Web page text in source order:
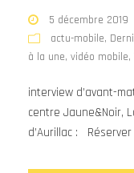
5 décembre 2019
actu-mobile,
à la une, vidéo mobile,
interview d’avant-
centre Jaune&Noir,
d’Aurillac :